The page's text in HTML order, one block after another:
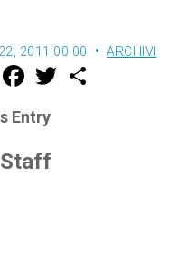
2011 00:00 ARCHIVI
M
e
g
e
F
a
e
b
o
k
w
Entry